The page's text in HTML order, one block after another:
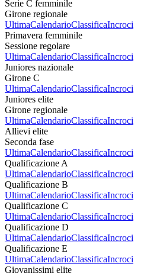
Serie C femminile
Girone regionale
UltimaCalendarioClassificaIncroci
Primavera femminile
Sessione regolare
UltimaCalendarioClassificaIncroci
Juniores nazionale
Girone C
UltimaCalendarioClassificaIncroci
Juniores elite
Girone regionale
UltimaCalendarioClassificaIncroci
Allievi elite
Seconda fase
UltimaCalendarioClassificaIncroci
Qualificazione A
UltimaCalendarioClassificaIncroci
Qualificazione B
UltimaCalendarioClassificaIncroci
Qualificazione C
UltimaCalendarioClassificaIncroci
Qualificazione D
UltimaCalendarioClassificaIncroci
Qualificazione E
UltimaCalendarioClassificaIncroci
Giovanissimi elite